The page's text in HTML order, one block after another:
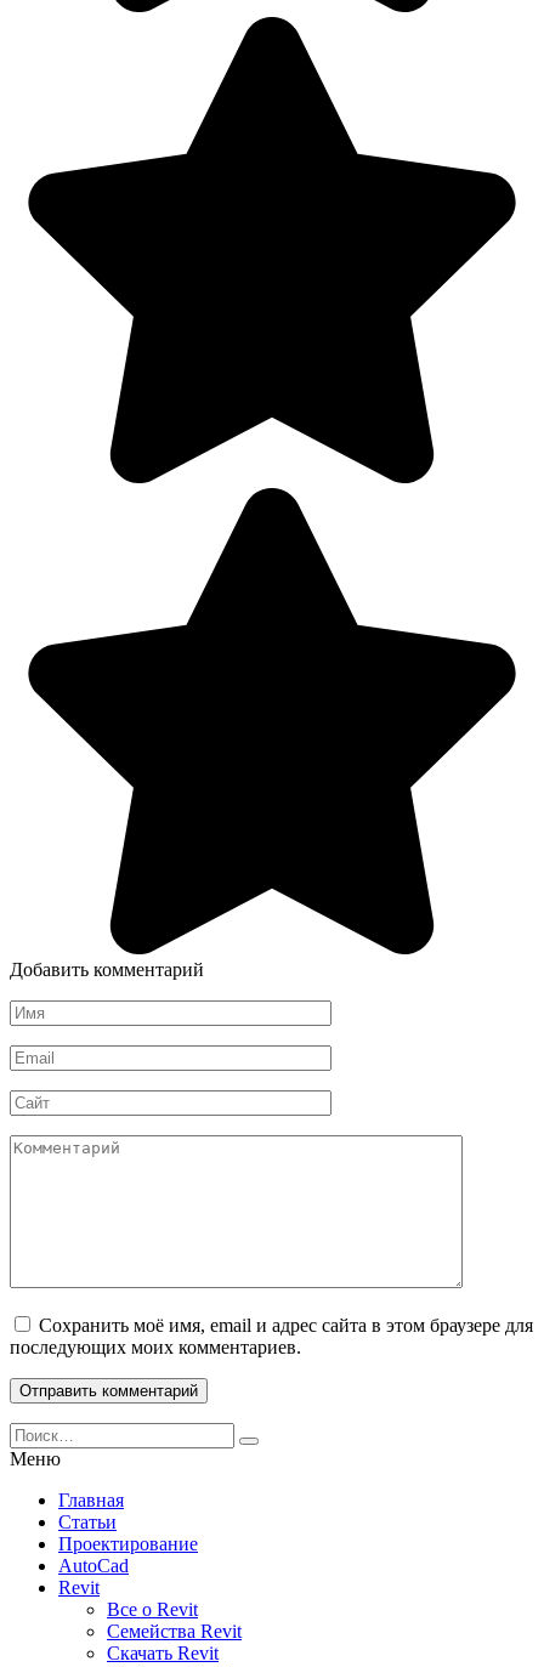
Добавить комментарий
Имя
*
Email
*
Сайт
Комментарий
Сохранить моё имя, email и адрес сайта в этом браузере для
последующих моих комментариев.
Search
for:
Меню
Главная
Статьи
Проектирование
AutoCad
Revit
Все о Revit
Семейства Revit
Скачать Revit